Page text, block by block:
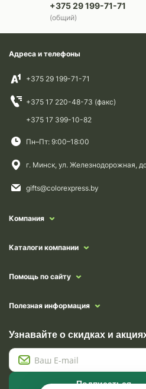
+375 29 199-71-71
(общий)
Адреса и телефоны
+375 29 199-71-71
+375 17 220-48-73 (факс)
+375 17 399-10-82
Пн–Пт: 9:00–18:00
г. Минск, ул. Железнодорожная,
gifts@colorexpress.by
Компания
Каталоги компании
Помощь по сайту
Полезная информация
Узнавайте о скидках и
Подписаться